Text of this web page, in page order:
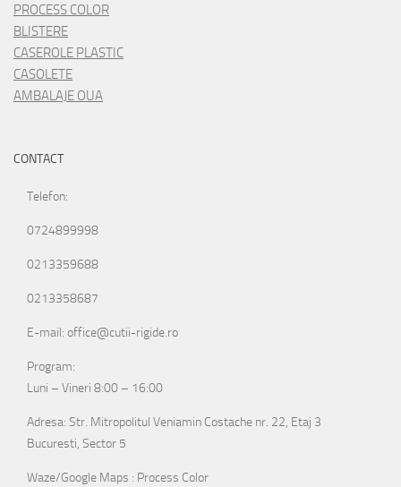
PROCESS COLOR
BLISTERE
CASEROLE PLASTIC
CASOLETE
AMBALAJE OUA
CONTACT
Telefon:
0724899998
0213359688
0213358687
E-mail: office@cutii-rigide.ro
Program:
Luni – Vineri 8:00 – 16:00
Adresa: Str. Mitropolitul Veniamin Costache nr. 22, Etaj 3
Bucuresti, Sector 5
Waze/Google Maps : Process Color